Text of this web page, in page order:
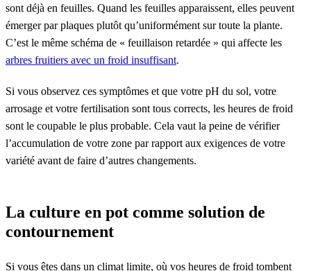
sont déjà en feuilles. Quand les feuilles apparaissent, elles peuvent
émerger par plaques plutôt qu’uniformément sur toute la plante.
C’est le même schéma de « feuillaison retardée » qui affecte les
arbres fruitiers avec un froid insuffisant.
Si vous observez ces symptômes et que votre pH du sol, votre
arrosage et votre fertilisation sont tous corrects, les heures de froid
sont le coupable le plus probable. Cela vaut la peine de vérifier
l’accumulation de votre zone par rapport aux exigences de votre
variété avant de faire d’autres changements.
La culture en pot comme solution de
contournement
Si vous êtes dans un climat limite, où vos heures de froid tombent